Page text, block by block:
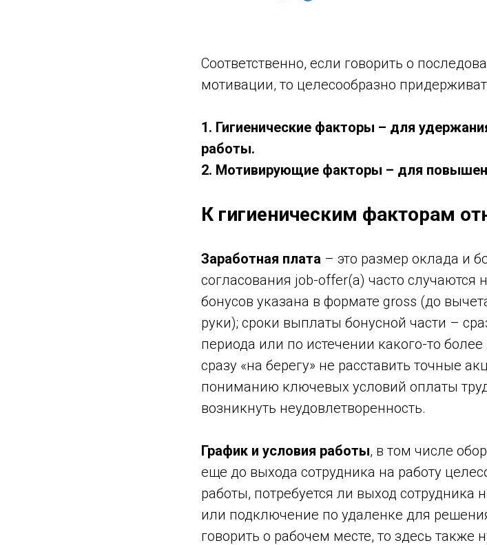
Соответственно, если говорить о
мотивации, то целесообразно
1. Гигиенические факторы – для
работы.
2. Мотивирующие факторы – для
К гигиеническим факторам
Заработная плата – это размер оклада и
согласования job-offer(а) часто
бонусов указана в формате gross (до
руки); сроки выплаты бонусной части –
периода или по истечении какого-то
сразу «на берегу» не расставить точные
пониманию ключевых условий оплаты
возникнуть неудовлетворенность.
График и условия работы, в том числе
еще до выхода сотрудника на работу
работы, потребуется ли выход
или подключение по удаленке для
говорить о рабочем месте, то здесь